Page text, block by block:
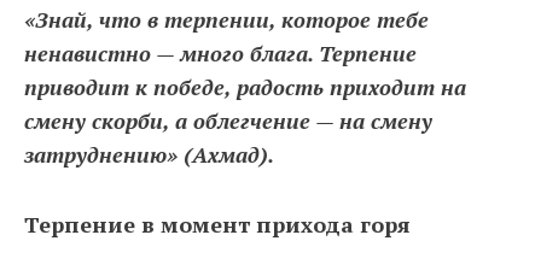
«Знай, что в терпении, которое тебе
ненавистно — много блага. Терпение
приводит к победе, радость приходит на
смену скорби, а облегчение — на смену
затруднению» (Ахмад).
Терпение в момент прихода горя